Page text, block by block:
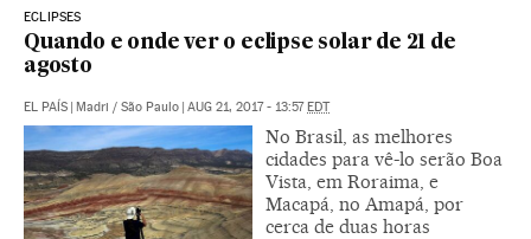
ECLIPSES
Quando e onde ver o eclipse solar de 21 de
agosto
EL PAÍS | Madri / São Paulo | AUG 21, 2017 - 13:57EDT
No Brasil, as melhores
cidades para vê-lo serão Boa
Vista, em Roraima, e
Macapá, no Amapá, por
cerca de duas horas